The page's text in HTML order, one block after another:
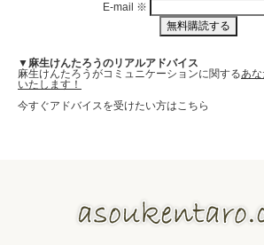
E-mail ※
▼麻生けんたろうのリアルアドバイス
麻生けんたろうがコミュニケーションに関するあな
いたします！
今すぐアドバイスを受けたい方はこちら